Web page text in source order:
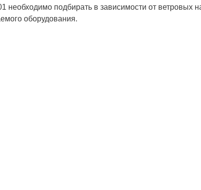
необходимо подбирать в зависимости от ветровых
оборудования.